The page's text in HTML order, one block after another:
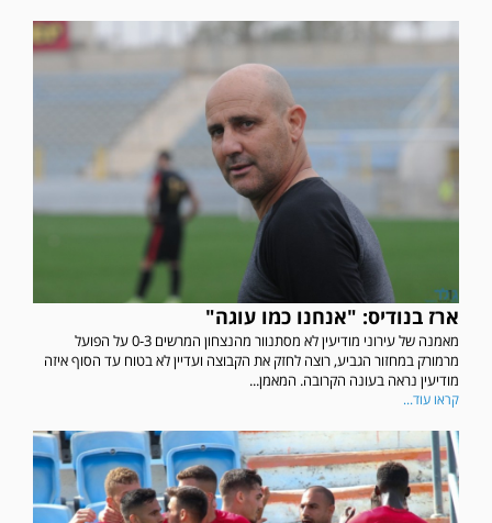
ארז בנודיס: "אנחנו כמו עוגה"
מאמנה של עירוני מודיעין לא מסתנוור מהנצחון המרשים 0-3 על הפועל
מרמורק במחזור הגביע, רוצה לחזק את הקבוצה ועדיין לא בטוח עד הסוף איזה
מודיעין נראה בעונה הקרובה. המאמן...
קראו עוד...